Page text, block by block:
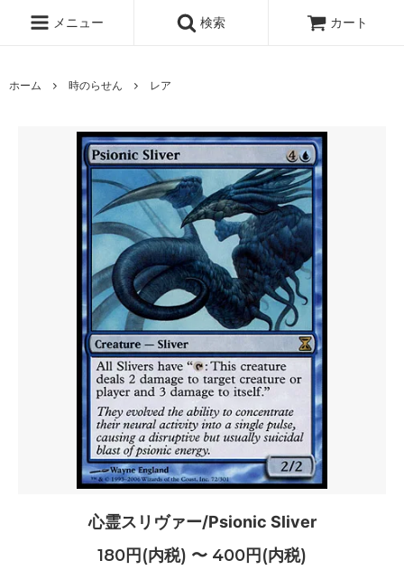
メニュー 検索 カート
ホーム 時のらせん レア
心霊スリヴァー/Psionic Sliver
180円(内税) 〜 400円(内税)